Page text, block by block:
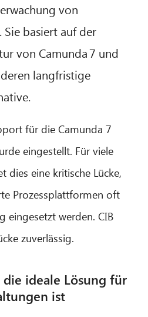
von
Sie basiert auf der
von Camunda 7 und
langfristige
für die Camunda 7
eingestellt. Für viele
dies eine kritische Lücke,
Prozessplattformen oft
eingesetzt werden. CIB
zuverlässig.
die ideale Lösung für
ist